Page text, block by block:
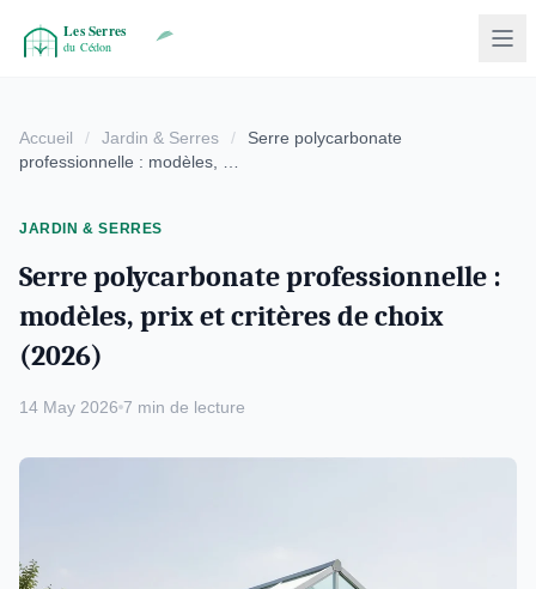
Accueil / Jardin & Serres /
Serre polycarbonate
professionnelle : modèles, …
JARDIN & SERRES
Serre polycarbonate professionnelle :
modèles, prix et critères de choix
(2026)
14 May 2026 7 min de lecture